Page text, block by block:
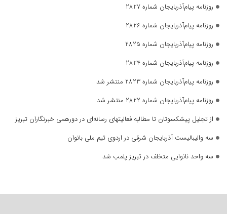
روزنامه پیام‌آذربایجان شماره 2827
روزنامه پیام‌آذربایجان شماره 2826
روزنامه پیام‌آذربایجان شماره 2825
روزنامه پیام‌آذربایجان شماره 2824
روزنامه پیام‌آذربایجان شماره 2823 منتشر شد
روزنامه پیام‌آذربایجان شماره 2822 منتشر شد
از تجلیل پیشکسوتان تا مطالبه فعالیتهای رسانه‌ای در دورهمی خبرنگاران تبریز
سه والیبالیست آذربایجان‌ شرقی در اردوی تیم ملی بانوان
سه واحد نانوایی متخلف در تبریز پلمب شد